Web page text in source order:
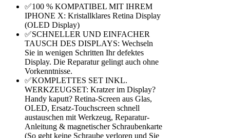
✅100 % KOMPATIBEL MIT IHREM
IPHONE X: Kristallklares Retina Display
(OLED Display)
✅SCHNELLER UND EINFACHER
TAUSCH DES DISPLAYS: Wechseln
Sie in wenigen Schritten Ihr defektes
Display. Die Reparatur gelingt auch ohne
Vorkenntnisse.
✅KOMPLETTES SET INKL.
WERKZEUGSET: Kratzer im Display?
Handy kaputt? Retina-Screen aus Glas,
OLED, Ersatz-Touchscreen schnell
austauschen mit Werkzeug, Reparatur-
Anleitung & magnetischer Schraubenkarte
(So geht keine Schraube verloren und Sie